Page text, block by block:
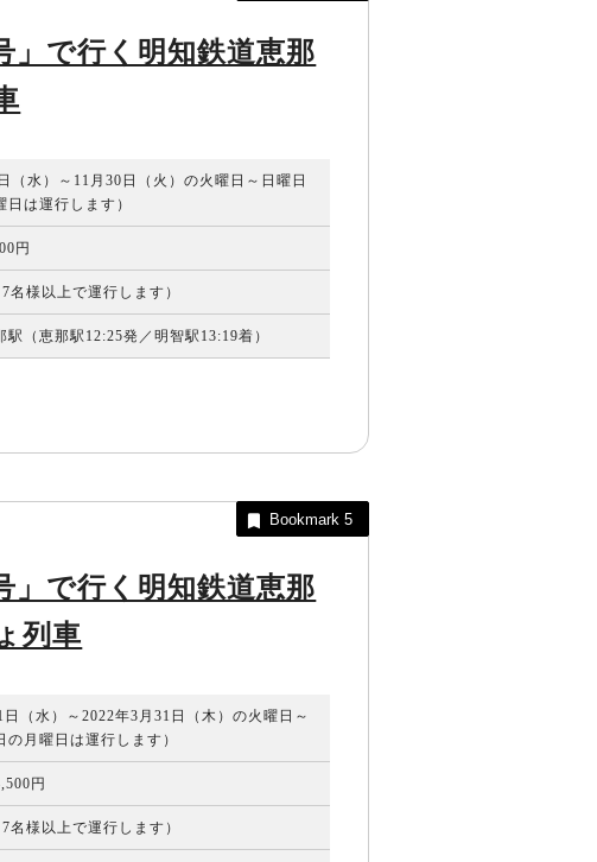
」で行く明知鉄道恵那
（水）～11月30日（火）の火曜日～日曜日
日は運行します）
円
名様以上で運行します）
駅（恵那駅12:25発／明智駅13:19着）
」で行く明知鉄道恵那
列車
日（水）～2022年3月31日（木）の火曜日～
の月曜日は運行します）
円
名様以上で運行します）
Bookmark 5